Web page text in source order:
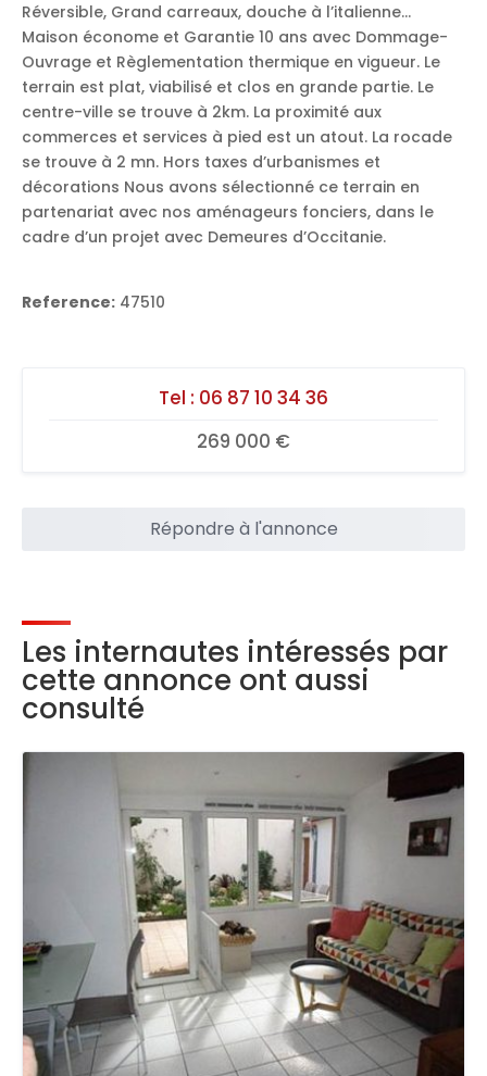
Réversible, Grand carreaux, douche à l’italienne…
Maison économe et Garantie 10 ans avec Dommage-
Ouvrage et Règlementation thermique en vigueur. Le
terrain est plat, viabilisé et clos en grande partie. Le
centre-ville se trouve à 2km. La proximité aux
commerces et services à pied est un atout. La rocade
se trouve à 2 mn. Hors taxes d’urbanismes et
décorations Nous avons sélectionné ce terrain en
partenariat avec nos aménageurs fonciers, dans le
cadre d’un projet avec Demeures d’Occitanie.
Reference: 47510
Tel : 06 87 10 34 36
269 000 €
Répondre à l'annonce
Les internautes intéressés par
cette annonce ont aussi
consulté